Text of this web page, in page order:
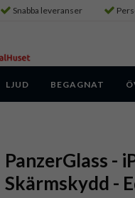
Snabba leveranser
LJUD BEGAGNAT
PanzerGlass -
Skärmskydd -